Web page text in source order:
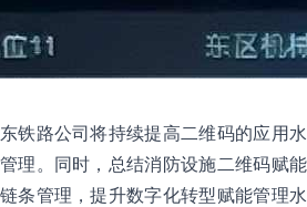
铁路公司将持续提高二维码的应用
理。同时，总结消防设施二维码赋
条管理，提升数字化转型赋能管理